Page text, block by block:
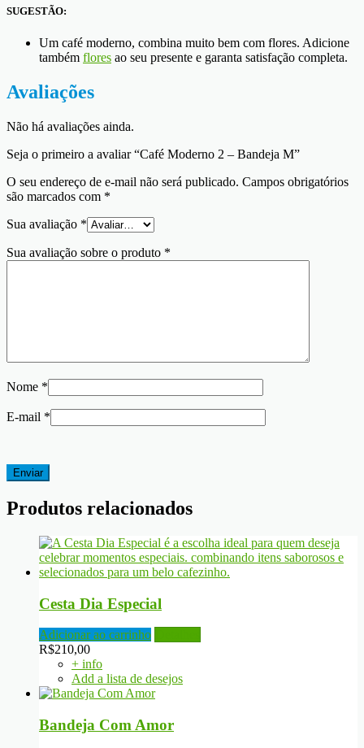
SUGESTÃO:
Um café moderno, combina muito bem com flores. Adicione
também flores ao seu presente e garanta satisfação completa.
Avaliações
Não há avaliações ainda.
Seja o primeiro a avaliar “Café Moderno 2 – Bandeja M”
O seu endereço de e-mail não será publicado. Campos obrigatórios
são marcados com *
Sua avaliação *
Sua avaliação sobre o produto *
Nome *
E-mail *
Produtos relacionados
Cesta Dia Especial
Adicionar ao carrinho
R$210,00
+ info
Add a lista de desejos
Bandeja Com Amor